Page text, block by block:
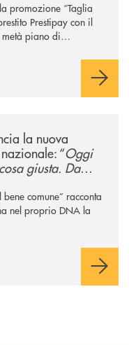
promozione “Taglia
Prestipay con il
piano di
la nuova
“Oggi
giusta. Da
bene comune” racconta
nel proprio DNA la